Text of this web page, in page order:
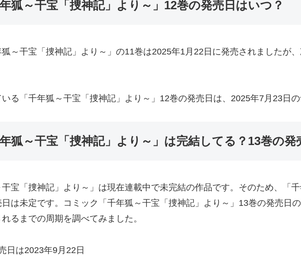
狐～干宝「捜神記」より～」12巻の発売日はいつ？
～干宝「捜神記」より～」の11巻は2025年1月22日に発売されましたが
る「千年狐～干宝「捜神記」より～」12巻の発売日は、2025年7月23日の
狐～干宝「捜神記」より～」は完結してる？13巻の発
宝「捜神記」より～」は現在連載中で未完結の作品です。そのため、「千
は未定です。コミック「千年狐～干宝「捜神記」より～」13巻の発売日
るまでの周期を調べてみました。
日は2023年9月22日